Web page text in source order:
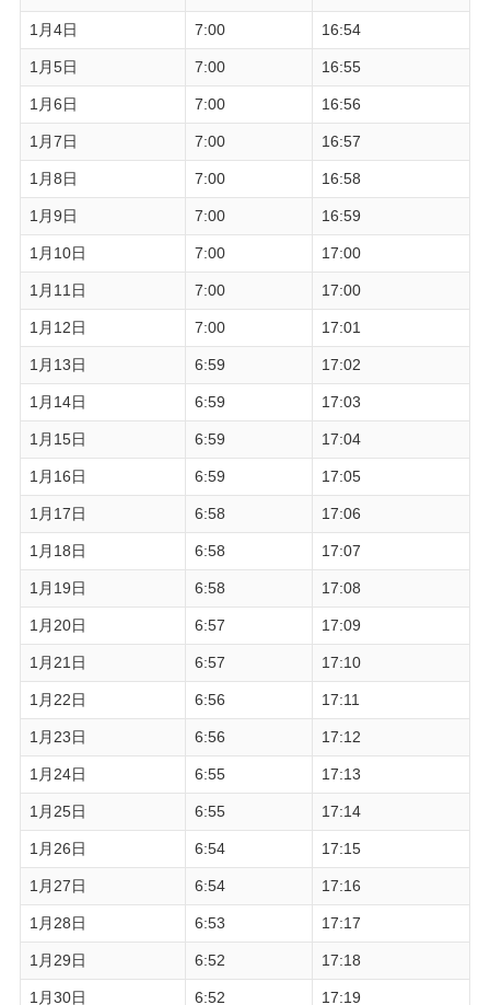
1月4日 7:00 16:54
1月5日 7:00 16:55
1月6日 7:00 16:56
1月7日 7:00 16:57
1月8日 7:00 16:58
1月9日 7:00 16:59
1月10日 7:00 17:00
1月11日 7:00 17:00
1月12日 7:00 17:01
1月13日 6:59 17:02
1月14日 6:59 17:03
1月15日 6:59 17:04
1月16日 6:59 17:05
1月17日 6:58 17:06
1月18日 6:58 17:07
1月19日 6:58 17:08
1月20日 6:57 17:09
1月21日 6:57 17:10
1月22日 6:56 17:11
1月23日 6:56 17:12
1月24日 6:55 17:13
1月25日 6:55 17:14
1月26日 6:54 17:15
1月27日 6:54 17:16
1月28日 6:53 17:17
1月29日 6:52 17:18
1月30日 6:52 17:19